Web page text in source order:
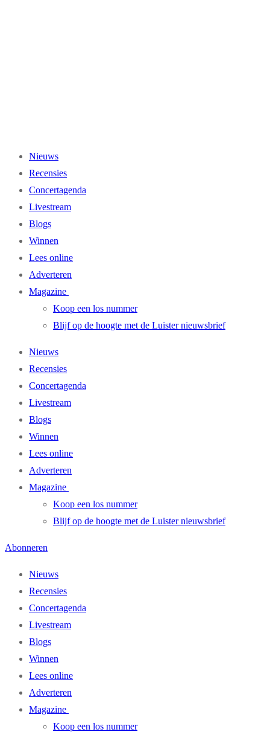
Nieuws
Recensies
Concertagenda
Livestream
Blogs
Winnen
Lees online
Adverteren
Magazine
Koop een los nummer
Blijf op de hoogte met de Luister nieuwsbrief
Nieuws
Recensies
Concertagenda
Livestream
Blogs
Winnen
Lees online
Adverteren
Magazine
Koop een los nummer
Blijf op de hoogte met de Luister nieuwsbrief
Abonneren
Nieuws
Recensies
Concertagenda
Livestream
Blogs
Winnen
Lees online
Adverteren
Magazine
Koop een los nummer